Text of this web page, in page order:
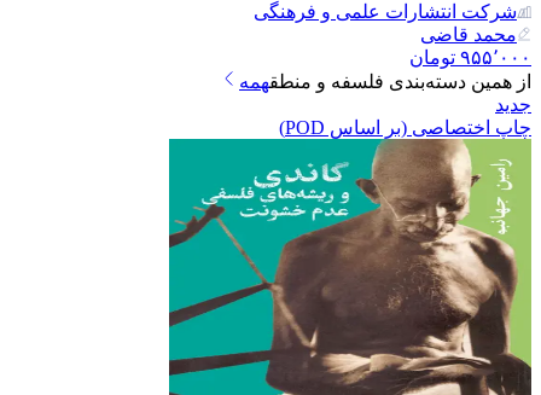
شرکت انتشارات علمی و فرهنگی
محمد قاضی
۹۵۵٬۰۰۰ تومان
از همین دسته‌بندی فلسفه و منطقهمه
جدید
چاپ اختصاصی (بر اساس POD)